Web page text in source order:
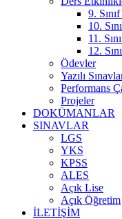
9.
10.
11.
12.
Ödevler
Yazılı
Performans
Projeler
DOKÜMANLAR
SINAVLAR
LGS
YKS
KPSS
ALES
Açık Lise
Açık Öğretim
İLETIŞIM